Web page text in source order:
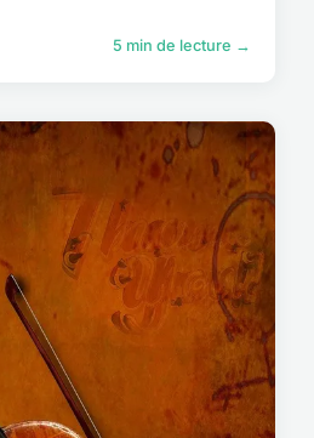
5 min de lecture →